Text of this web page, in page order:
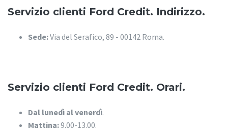
Servizio clienti Ford Credit. Indirizzo.
Sede:Via del Serafico, 89 - 00142 Roma.
Servizio clienti Ford Credit. Orari.
Dal lunedì al venerdì.
Mattina:9.00-13.00.